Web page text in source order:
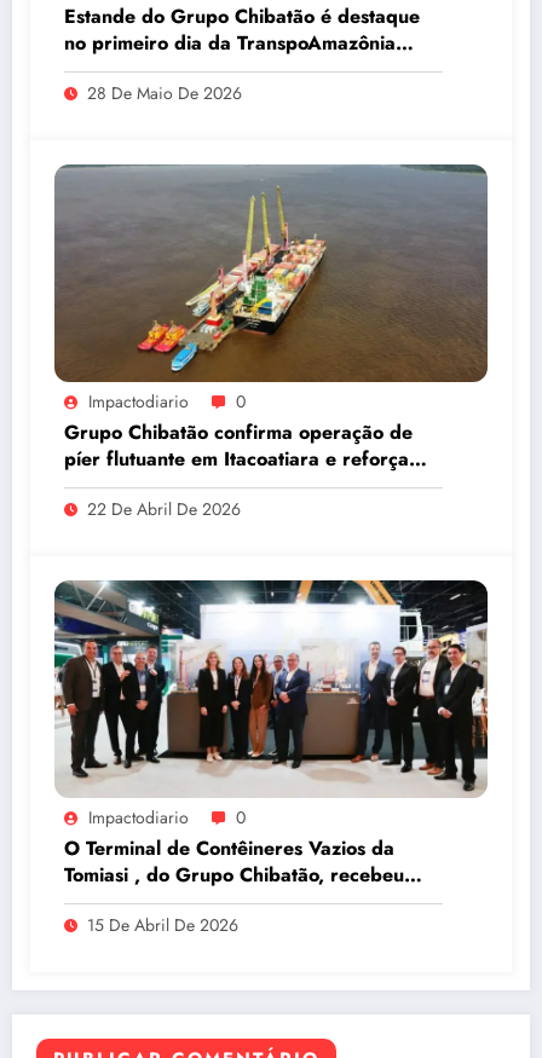
Estande do Grupo Chibatão é destaque
no primeiro dia da TranspoAmazônia
2026
28 De Maio De 2026
Impactodiario 0
Grupo Chibatão confirma operação de
píer flutuante em Itacoatiara e reforça
compromisso com a solução logística para
o Amazonas
22 De Abril De 2026
Impactodiario 0
O Terminal de Contêineres Vazios da
Tomiasi , do Grupo Chibatão, recebeu
prêmio da Log-In na Intermodal South
America 2026, em São Paulo
15 De Abril De 2026